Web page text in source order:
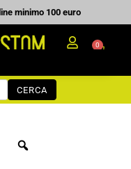
minimo 100 euro
0
CERCA